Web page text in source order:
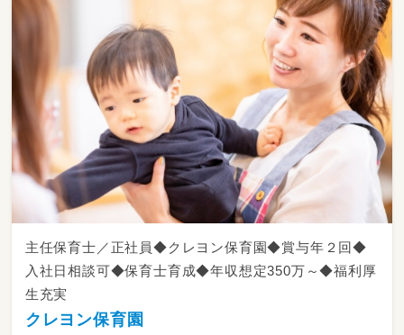
主任保育士／正社員◆クレヨン保育園◆賞与年２回◆
入社日相談可◆保育士育成◆年収想定350万～◆福利厚
生充実
クレヨン保育園